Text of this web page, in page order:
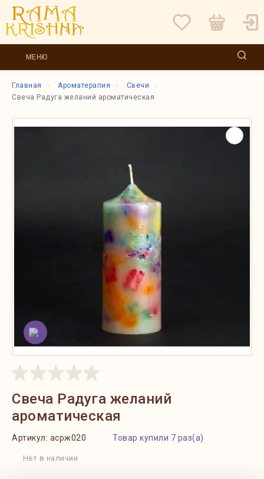
МЕНЮ
Главная Ароматерапия
Свечи
Свеча Радуга желаний ароматическая
Свеча Радуга желаний
ароматическая
Артикул: асрж020 Товар купили 7 раз(а)
Нет в наличии